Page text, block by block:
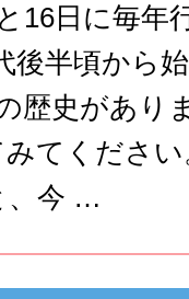
16日に毎年
後半頃から
歴史があり
てくださ
、今 …